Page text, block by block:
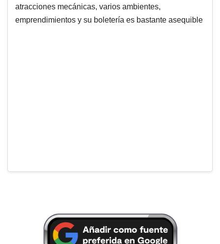
atracciones mecánicas, varios ambientes,
emprendimientos y su boletería es bastante asequible